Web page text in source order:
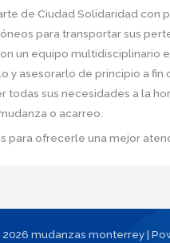
de Ciudad Solidaridad con
para transportar sus
un equipo multidisciplinario
y asesorarlo de principio a fin
todas sus necesidades a la
o acarreo.
para ofrecerle una mejor
mudanzas monterrey |